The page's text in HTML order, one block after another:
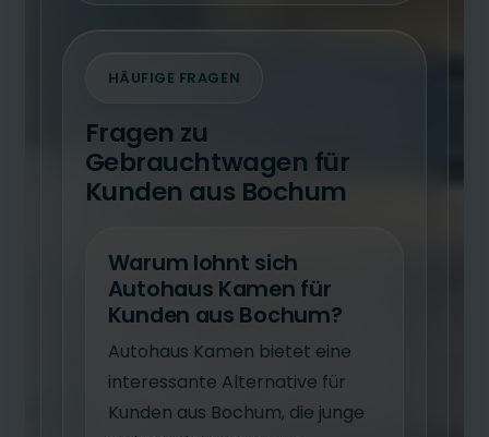
HÄUFIGE FRAGEN
Fragen zu
Gebrauchtwagen für
Kunden aus Bochum
Warum lohnt sich
Autohaus Kamen für
Kunden aus Bochum?
Autohaus Kamen bietet eine
interessante Alternative für
Kunden aus Bochum, die junge